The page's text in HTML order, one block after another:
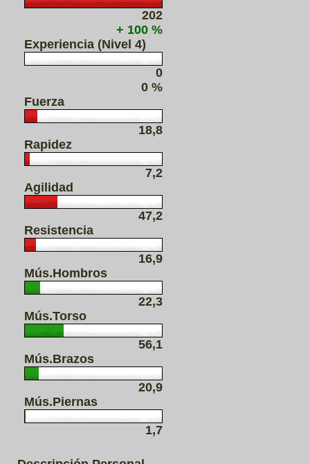
202
+ 100 %
Experiencia (Nivel 4)
0
0 %
Fuerza
18,8
Rapidez
7,2
Agilidad
47,2
Resistencia
16,9
Mús.Hombros
22,3
Mús.Torso
56,1
Mús.Brazos
20,9
Mús.Piernas
1,7